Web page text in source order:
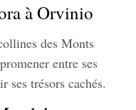
à Orvinio
des Monts
entre ses
ses trésors cachés.